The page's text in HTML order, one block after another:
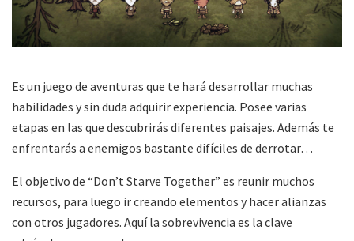
Es un juego de aventuras que te hará desarrollar muchas
habilidades y sin duda adquirir experiencia. Posee varias
etapas en las que descubrirás diferentes paisajes. Además te
enfrentarás a enemigos bastante difíciles de derrotar…
El objetivo de “Don’t Starve Together” es reunir muchos
recursos, para luego ir creando elementos y hacer alianzas
con otros jugadores. Aquí la sobrevivencia es la clave